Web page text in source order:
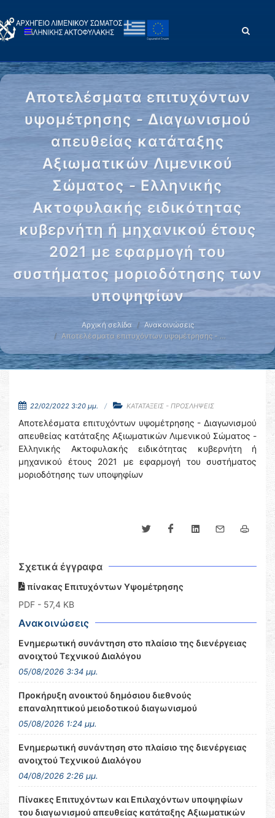
Αποτελέσματα επιτυχόντων
υψομέτρησης - Διαγωνισμού
απευθείας κατάταξης
Αξιωματικών Λιμενικού
Σώματος - Ελληνικής
Ακτοφυλακής ειδικότητας
κυβερνήτη ή μηχανικού έτους
2021 με εφαρμογή του
συστήματος μοριοδότησης των
υποψηφίων
Αρχική σελίδα
Ανακοινώσεις
Αποτελέσματα επιτυχόντων υψομέτρησης - …
22/02/2022 3:20 μμ. ΚΑΤΑΤΑΞΕΙΣ - ΠΡΟΣΛΗΨΕΙΣ
Αποτελέσματα επιτυχόντων υψομέτρησης - Διαγωνισμού
απευθείας κατάταξης Αξιωματικών Λιμενικού Σώματος -
Ελληνικής Ακτοφυλακής ειδικότητας κυβερνήτη ή
μηχανικού έτους 2021 με εφαρμογή του συστήματος
μοριοδότησης των υποψηφίων
Σχετικά έγγραφα
πίνακας Επιτυχόντων Υψομέτρησης
PDF - 57,4 KB
Ανακοινώσεις
Ενημερωτική συνάντηση στο πλαίσιο της διενέργειας
ανοιχτού Τεχνικού Διαλόγου
05/08/2026 3:34 μμ.
Προκήρυξη ανοικτού δημόσιου διεθνούς
επαναληπτικού μειοδοτικού διαγωνισμού
05/08/2026 1:24 μμ.
Ενημερωτική συνάντηση στο πλαίσιο της διενέργειας
ανοιχτού Τεχνικού Διαλόγου
04/08/2026 2:26 μμ.
Πίνακες Επιτυχόντων και Επιλαχόντων υποψηφίων
του διαγωνισμού απευθείας κατάταξης Αξιωματικών